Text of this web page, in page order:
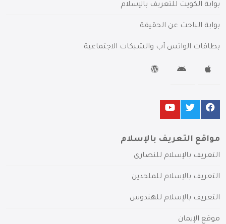
بوابة الكويت للتعريف بالإسلام
بوابة الباحث عن الحقيقة
بطاقات الواتس آب والشبكات الاجتماعية
مواقع التعريف بالإسلام
التعريف بالإسلام للنصارى
التعريف بالإسلام للملحدين
التعريف بالإسلام للهندوس
موقع الإيمان